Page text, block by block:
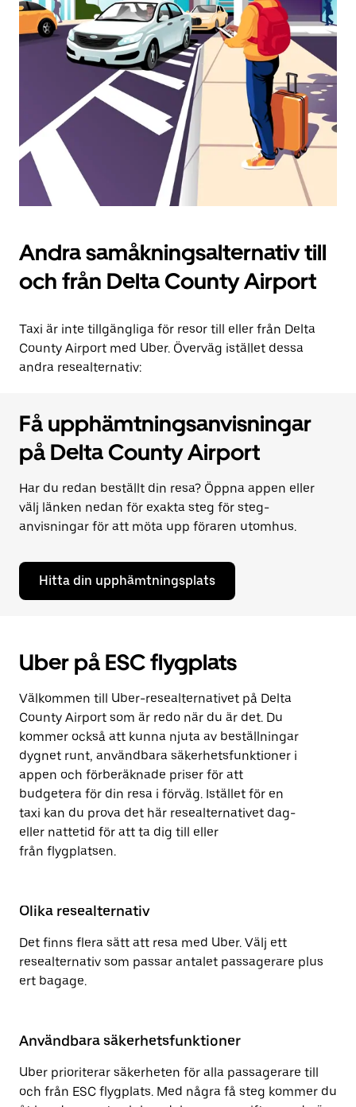
Tryck
på
ESC-
knappen
kalendern.
Andra samåkningsalternativ till
och från Delta County Airport
Taxi är inte tillgängliga för resor till eller från Delta
County Airport med Uber. Överväg istället dessa
andra resealternativ:
Få upphämtningsanvisningar
på Delta County Airport
Har du redan beställt din resa? Öppna appen eller
välj länken nedan för exakta steg för steg-
anvisningar för att möta upp föraren utomhus.
Hitta din upphämtningsplats
Uber på ESC flygplats
Välkommen till Uber-resealternativet på Delta
County Airport som är redo när du är det. Du
kommer också att kunna njuta av beställningar
dygnet runt, användbara säkerhetsfunktioner i
appen och förberäknade priser för att
budgetera för din resa i förväg. Istället för en
taxi kan du prova det här resealternativet dag-
eller nattetid för att ta dig till eller
från flygplatsen.
Olika resealternativ
Det finns flera sätt att resa med Uber. Välj ett
resealternativ som passar antalet passagerare plus
ert bagage.
Användbara säkerhetsfunktioner
Uber prioriterar säkerheten för alla passagerare till
och från ESC flygplats. Med några få steg kommer du